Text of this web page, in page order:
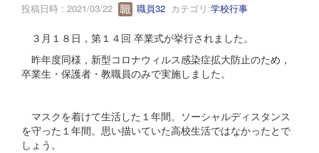
投稿日時 : 2021/03/22 職員32 カテゴリ:学校行事
３月１８日，第１４回 卒業式が挙行されました。
昨年度同様，新型コロナウィルス感染症拡大防止のため，
卒業生・保護者・教職員のみで実施しました。
マスクを着けて生活した１年間。ソーシャルディスタンス
を守った１年間。思い描いていた高校生活ではなかったとで
しょう。